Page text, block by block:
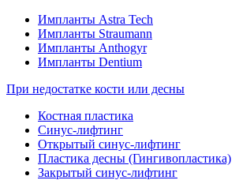
Импланты Astra Tech
Импланты Straumann
Импланты Anthogyr
Импланты Dentium
При недостатке кости или десны
Костная пластика
Синус-лифтинг
Открытый синус-лифтинг
Пластика десны (Гингивопластика)
Закрытый синус-лифтинг